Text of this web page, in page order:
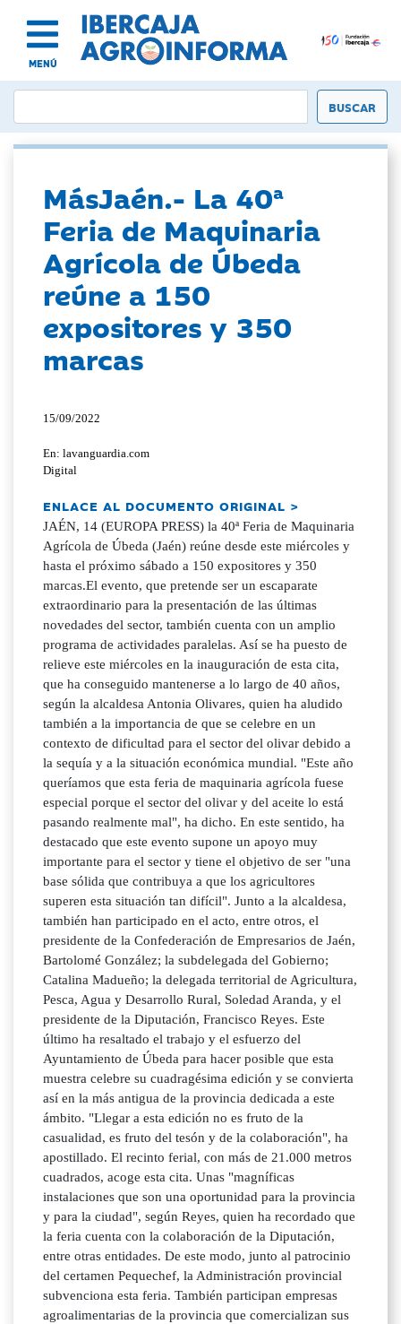
MENÚ
MásJaén.- La 40ª
Feria de Maquinaria
Agrícola de Úbeda
reúne a 150
expositores y 350
marcas
15/09/2022
En: lavanguardia.com
Digital
ENLACE AL DOCUMENTO ORIGINAL >
JAÉN, 14 (EUROPA PRESS) la 40ª Feria de Maquinaria
Agrícola de Úbeda (Jaén) reúne desde este miércoles y
hasta el próximo sábado a 150 expositores y 350
marcas.El evento, que pretende ser un escaparate
extraordinario para la presentación de las últimas
novedades del sector, también cuenta con un amplio
programa de actividades paralelas. Así se ha puesto de
relieve este miércoles en la inauguración de esta cita,
que ha conseguido mantenerse a lo largo de 40 años,
según la alcaldesa Antonia Olivares, quien ha aludido
también a la importancia de que se celebre en un
contexto de dificultad para el sector del olivar debido a
la sequía y a la situación económica mundial. "Este año
queríamos que esta feria de maquinaria agrícola fuese
especial porque el sector del olivar y del aceite lo está
pasando realmente mal", ha dicho. En este sentido, ha
destacado que este evento supone un apoyo muy
importante para el sector y tiene el objetivo de ser "una
base sólida que contribuya a que los agricultores
superen esta situación tan difícil". Junto a la alcaldesa,
también han participado en el acto, entre otros, el
presidente de la Confederación de Empresarios de Jaén,
Bartolomé González; la subdelegada del Gobierno;
Catalina Madueño; la delegada territorial de Agricultura,
Pesca, Agua y Desarrollo Rural, Soledad Aranda, y el
presidente de la Diputación, Francisco Reyes. Este
último ha resaltado el trabajo y el esfuerzo del
Ayuntamiento de Úbeda para hacer posible que esta
muestra celebre su cuadragésima edición y se convierta
así en la más antigua de la provincia dedicada a este
ámbito. "Llegar a esta edición no es fruto de la
casualidad, es fruto del tesón y de la colaboración", ha
apostillado. El recinto ferial, con más de 21.000 metros
cuadrados, acoge esta cita. Unas "magníficas
instalaciones que son una oportunidad para la provincia
y para la ciudad", según Reyes, quien ha recordado que
la feria cuenta con la colaboración de la Diputación,
entre otras entidades. De este modo, junto al patrocinio
del certamen Pequechef, la Administración provincial
subvenciona esta feria. También participan empresas
agroalimentarias de la provincia que comercializan sus